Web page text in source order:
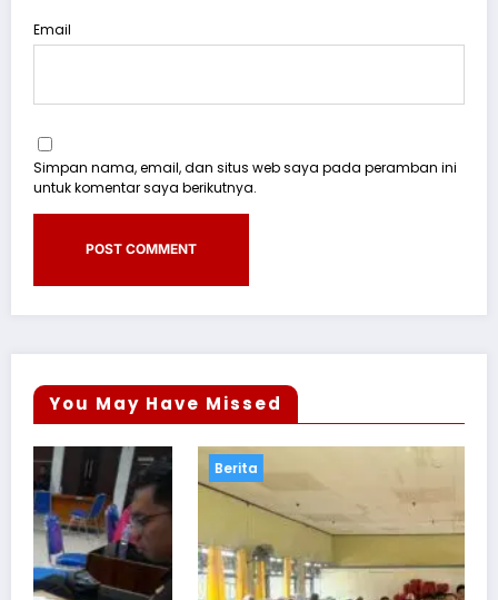
Email
Simpan nama, email, dan situs web saya pada peramban ini
untuk komentar saya berikutnya.
You May Have Missed
Berita